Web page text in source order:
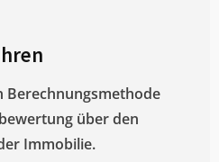
Berechnungsmethode
über den
Immobilie.